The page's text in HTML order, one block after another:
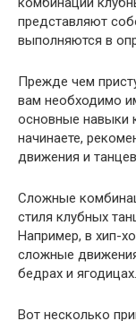
представляют
выполняются в
Прежде чем
вам необходимо
основные навыки
начинаете,
движения и
Сложные
стиля клубных
Например, в хип-
сложные
бедрах и ягодицах.
Вот несколько